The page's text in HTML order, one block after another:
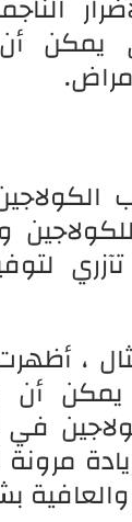
يمكن
،
أن
مرونة